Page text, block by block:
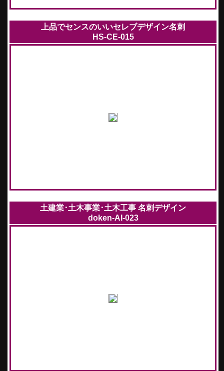
上品でセンスのいいセレブデザイン名刺
HS-CE-015
土建業･土木事業･土木工事 名刺デザイン
doken-AI-023